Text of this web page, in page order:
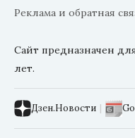
Реклама и обратная
Сайт предназначен
лет.
Дзен.Новости |